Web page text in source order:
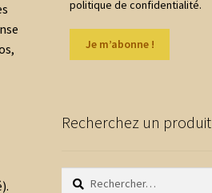
).
politique de confidentialité.
Recherchez un produit
Rechercher :